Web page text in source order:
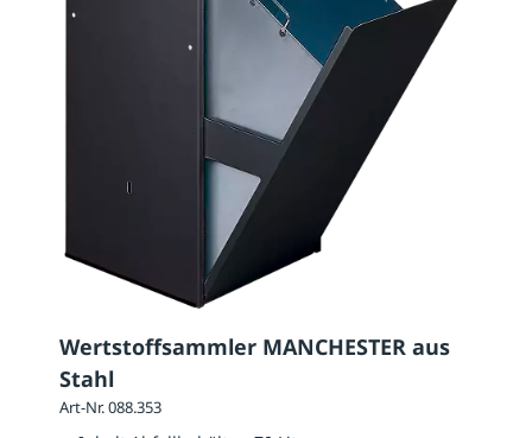
Wertstoffsammler MANCHESTER aus
Stahl
Art-Nr. 088.353